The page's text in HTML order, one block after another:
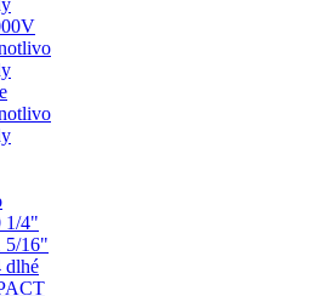
1/4"
5/16"
dlhé